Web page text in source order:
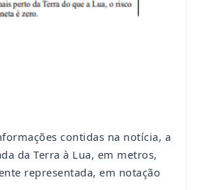
contidas na notícia, a
da Terra à Lua, em metros,
representada, em notação